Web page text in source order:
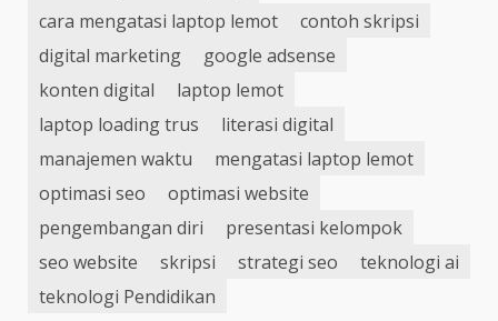
cara mengatasi laptop lemot
contoh skripsi
digital marketing
google adsense
konten digital
laptop lemot
laptop loading trus
literasi digital
manajemen waktu
mengatasi laptop lemot
optimasi seo
optimasi website
pengembangan diri
presentasi kelompok
seo website
skripsi strategi seo
teknologi ai
teknologi Pendidikan